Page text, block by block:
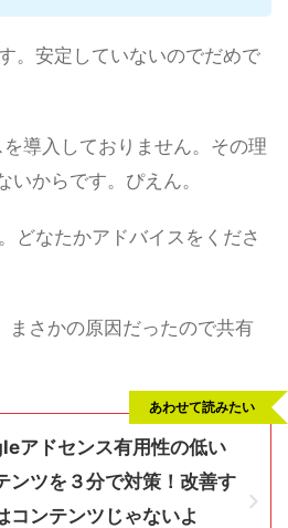
。安定していないのでだめで
導入しておりません。その理
からです。ぴえん。
どなたかアドバイスをくださ
まさかの原因だったので共有
アドセンス有用性の低い
ンツを３分で対策！改善す
コンテンツじゃないよ
あわせて読みたい